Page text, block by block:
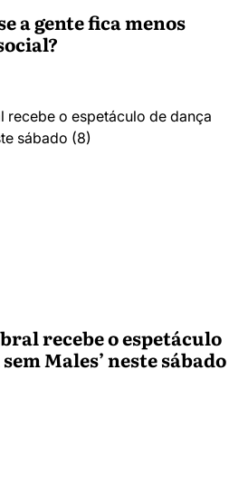
a gente fica menos
recebe o espetáculo
Males’ neste sábado